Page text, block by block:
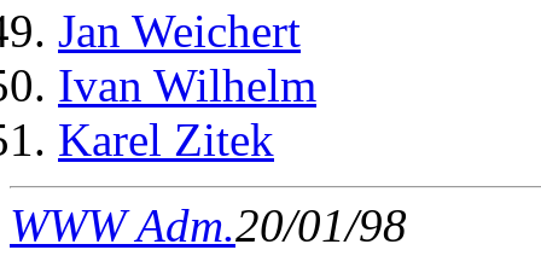
Jan Weichert
Ivan Wilhelm
Karel Zitek
WWW Adm.20/01/98